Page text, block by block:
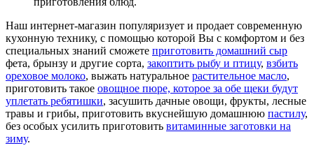
Наш интернет-магазин популяризует и продает современную
кухонную технику, с помощью которой Вы с комфортом и без
специальных знаний сможете приготовить домашний сыр
фета, брынзу и другие сорта, закоптить рыбу и птицу, взбить
ореховое молоко, выжать натуральное растительное масло,
приготовить такое овощное пюре, которое за обе щеки будут
уплетать ребятишки, засушить дачные овощи, фрукты, лесные
травы и грибы, приготовить вкуснейшую домашнюю пастилу,
без особых усилить приготовить витаминные заготовки на
зиму.